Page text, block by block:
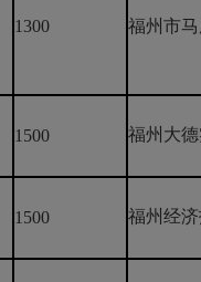
1300 福州市
1500 福州大
1500 福州经